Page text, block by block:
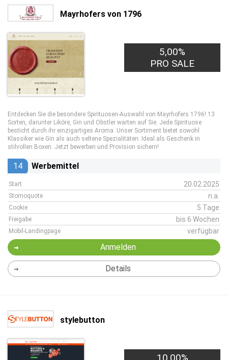
Mayrhofers von 1796
5,00%
PRO SALE
Entdecken Sie die besondere Spirituosen-Auswahl von Mayrhofers 1796! 13
Sorten, darunter Liköre, Gin und Obstler warten auf Sie. Jede Spirituose
besticht durch ihr einzigartiges Aroma. Unser Sortiment bietet sowohl
Klassiker wie Gin als auch seltene Spezialitäten. Ideal als Geschenk in
stilvollen Boxen. Jetzt bewerben und Provision sichern!
14 Werbemittel
Start 20.02.2025
Stornoquote n.a.
Cookie 5 Tage
Freigabe bis 6 Wochen
Mobil-Landingpage verfügbar
Anmelden
Details
stylebutton